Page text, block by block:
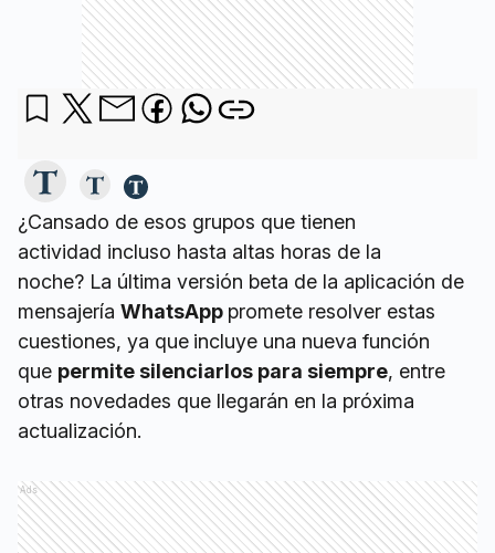
¿Cansado de esos grupos que tienen
actividad incluso hasta altas horas de la
noche? La última versión beta de la aplicación de
mensajería WhatsApp promete resolver estas
cuestiones, ya que incluye una nueva función
que permite silenciarlos para siempre, entre
otras novedades que llegarán en la próxima
actualización.
Ads